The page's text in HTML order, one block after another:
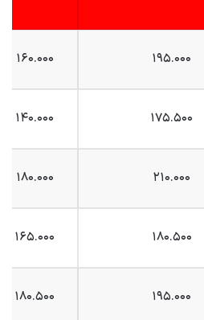
۱۹۵.۰۰۰ ۱۶۰.۰۰۰
۱۷۵.۵۰۰ ۱۴۰.۰۰۰
۲۱۰.۰۰۰ ۱۸۰.۰۰۰
۱۸۰.۵۰۰ ۱۶۵.۰۰۰
۱۹۵.۰۰۰ ۱۸۰.۵۰۰